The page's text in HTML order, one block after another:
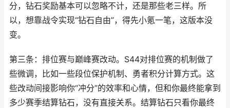
分，钻石奖励基本可以忽略不计，还是那些老三样。所
以，想靠战令实现“钻石自由”，得先小氪一笔，这版本没
变。
第三条：排位赛与巅峰赛改动。S44对排位赛的机制做了
些微调，比如一些段位保护机制、勇者积分计算方式。这
些改动间接影响你“冲分”的效率和心情，但和你最终能拿到
多少赛季结算钻石，没有直接关系。结算钻石只看你最终